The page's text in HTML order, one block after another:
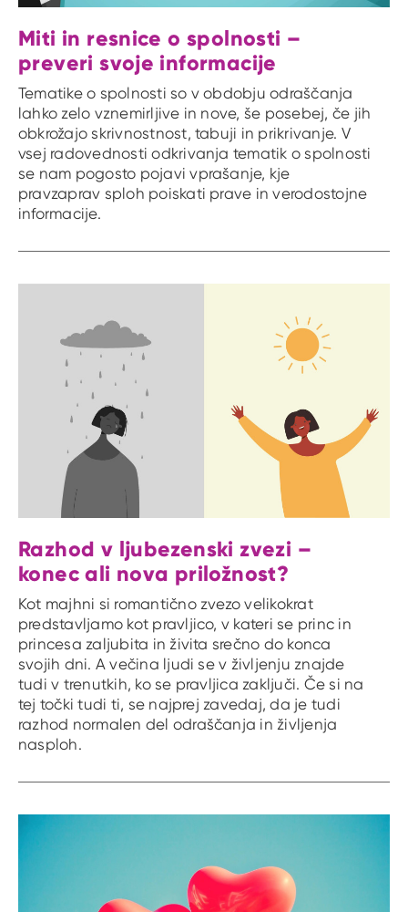
Miti in resnice o spolnosti –
preveri svoje informacije
Tematike o spolnosti so v obdobju odraščanja
lahko zelo vznemirljive in nove, še posebej, če jih
obkrožajo skrivnostnost, tabuji in prikrivanje. V
vsej radovednosti odkrivanja tematik o spolnosti
se nam pogosto pojavi vprašanje, kje
pravzaprav sploh poiskati prave in verodostojne
informacije.
Razhod v ljubezenski zvezi –
konec ali nova priložnost?
Kot majhni si romantično zvezo velikokrat
predstavljamo kot pravljico, v kateri se princ in
princesa zaljubita in živita srečno do konca
svojih dni. A večina ljudi se v življenju znajde
tudi v trenutkih, ko se pravljica zaključi. Če si na
tej točki tudi ti, se najprej zavedaj, da je tudi
razhod normalen del odraščanja in življenja
nasploh.